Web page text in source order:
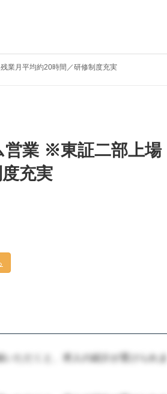
業月平均約20時間／研修制度充実
営業 ※東証二部上場
充実
ただくと、求人の紹介が受けられま